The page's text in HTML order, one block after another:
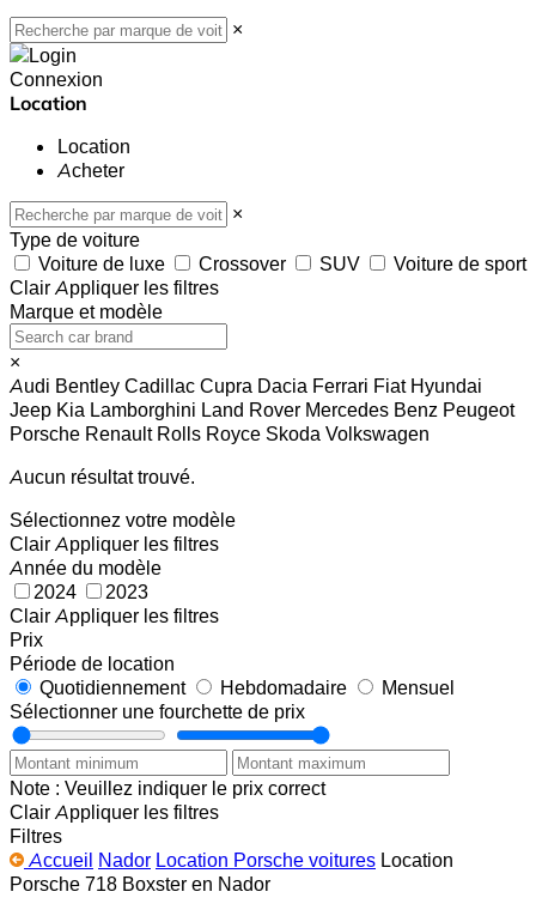
×
Connexion
Location
Location
Acheter
×
Type de voiture
Voiture de luxe
Crossover SUV
Voiture de sport
Clair Appliquer les filtres
Marque et modèle
×
Audi Bentley Cadillac Cupra Dacia Ferrari Fiat Hyundai
Jeep Kia Lamborghini Land Rover Mercedes Benz Peugeot
Porsche Renault Rolls Royce Skoda Volkswagen
Aucun résultat trouvé.
Sélectionnez votre modèle
Clair Appliquer les filtres
Année du modèle
2024
2023
Clair Appliquer les filtres
Prix
Période de location
Quotidiennement
Hebdomadaire
Mensuel
Sélectionner une fourchette de prix
Note : Veuillez indiquer le prix correct
Clair Appliquer les filtres
Filtres
Accueil Nador Location Porsche voitures Location
Porsche 718 Boxster en Nador